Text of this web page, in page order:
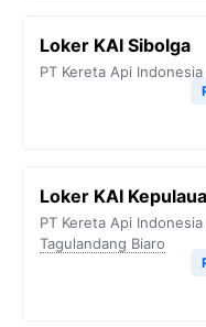
Loker KAI Sibolga
PT Kereta Api
Loker KAI
PT Kereta Api
Tagulandang Biaro